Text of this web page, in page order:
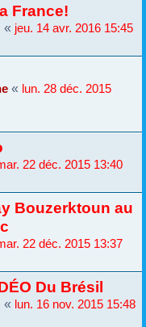
France!
« jeu. 14 avr. 2016 15:45
« lun. 28 déc. 2015
22 déc. 2015 13:40
Bouzerktoun au
22 déc. 2015 13:37
Du Brésil
« lun. 16 nov. 2015 15:48